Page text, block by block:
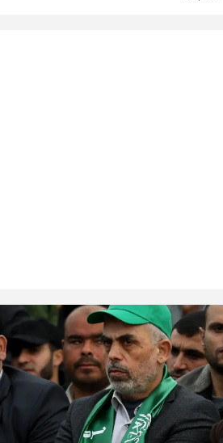
תסתיים הערב ב-18:00
המשפט בקשה דחופה להפסקת השביתה במשק